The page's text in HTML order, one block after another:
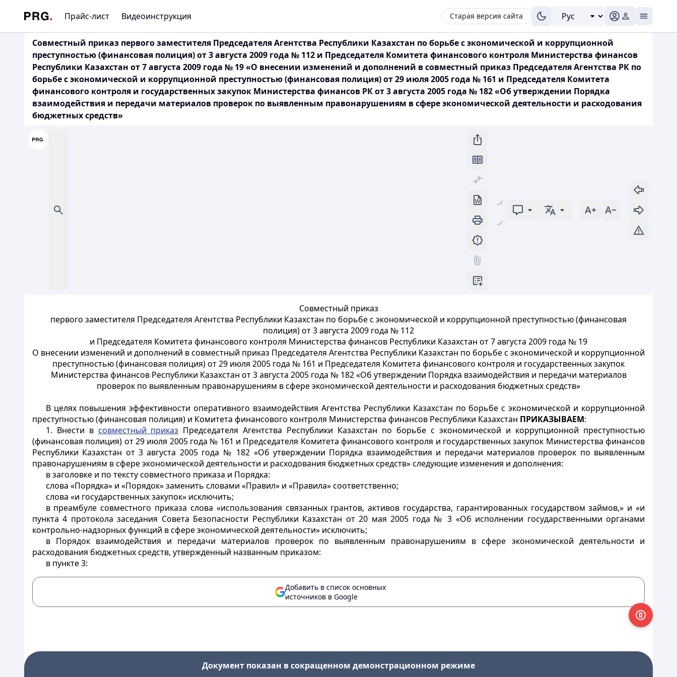
Прайс-лист Видеоинструкция Старая версия сайта
Совместный приказ первого заместителя Председателя Агентства Республики Казахстан по борьбе с экономической и коррупционной
преступностью (финансовая полиция) от 3 августа 2009 года № 112 и Председателя Комитета финансового контроля Министерства финансов
Республики Казахстан от 7 августа 2009 года № 19 «О внесении изменений и дополнений в совместный приказ Председателя Агентства РК по
борьбе с экономической и коррупционной преступностью (финансовая полиция) от 29 июля 2005 года № 161 и Председателя Комитета
финансового контроля и государственных закупок Министерства финансов РК от 3 августа 2005 года № 182 «Об утверждении Порядка
взаимодействия и передачи материалов проверок по выявленным правонарушениям в сфере экономической деятельности и расходования
бюджетных средств»
Совместный приказ
первого заместителя Председателя Агентства Республики Казахстан по борьбе с экономической и коррупционной преступностью (финансовая
полиция) от 3 августа 2009 года № 112
и Председателя Комитета финансового контроля Министерства финансов Республики Казахстан от 7 августа 2009 года № 19
О внесении изменений и дополнений в совместный приказ Председателя Агентства Республики Казахстан по борьбе с экономической и коррупционной
преступностью (финансовая полиция) от 29 июля 2005 года № 161 и Председателя Комитета финансового контроля и государственных закупок
Министерства финансов Республики Казахстан от 3 августа 2005 года № 182 «Об утверждении Порядка взаимодействия и передачи материалов
проверок по выявленным правонарушениям в сфере экономической деятельности и расходования бюджетных средств»
В целях повышения эффективности оперативного взаимодействия Агентства Республики Казахстан по борьбе с экономической и коррупционной
преступностью (финансовая полиция) и Комитета финансового контроля Министерства финансов Республики Казахстан ПРИКАЗЫВАЕМ:
1. Внести в совместный приказ Председателя Агентства Республики Казахстан по борьбе с экономической и коррупционной преступностью
(финансовая полиция) от 29 июля 2005 года № 161 и Председателя Комитета финансового контроля и государственных закупок Министерства финансов
Республики Казахстан от 3 августа 2005 года № 182 «Об утверждении Порядка взаимодействия и передачи материалов проверок по выявленным
правонарушениям в сфере экономической деятельности и расходования бюджетных средств» следующие изменения и дополнения:
в заголовке и по тексту совместного приказа и Порядка:
слова «Порядка» и «Порядок» заменить словами «Правил» и «Правила» соответственно;
слова «и государственных закупок» исключить;
в преамбуле совместного приказа слова «использования связанных грантов, активов государства, гарантированных государством займов,» и «и
пункта 4 протокола заседания Совета Безопасности Республики Казахстан от 20 мая 2005 года № 3 «Об исполнении государственными органами
контрольно-надзорных функций в сфере экономической деятельности» исключить;
в Порядок взаимодействия и передачи материалов проверок по выявленным правонарушениям в сфере экономической деятельности и
расходования бюджетных средств, утвержденный названным приказом:
в пункте 3:
Добавить в список основных
источников в Google
Документ показан в сокращенном демонстрационном режиме